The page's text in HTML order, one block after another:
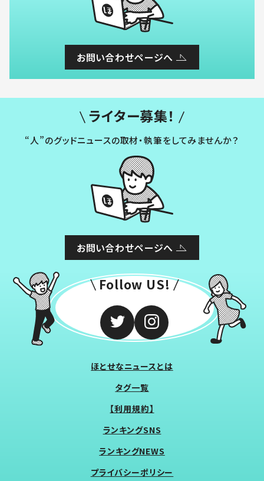
お問い合わせページへ
ライター募集！
“人”のグッドニュースの取材・執筆をしてみませんか？
お問い合わせページへ
Follow US!
ほとせなニュースとは
タグ一覧
【利用規約】
ランキングSNS
ランキングNEWS
プライバシーポリシー